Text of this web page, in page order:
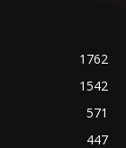
1762
1542
571
447